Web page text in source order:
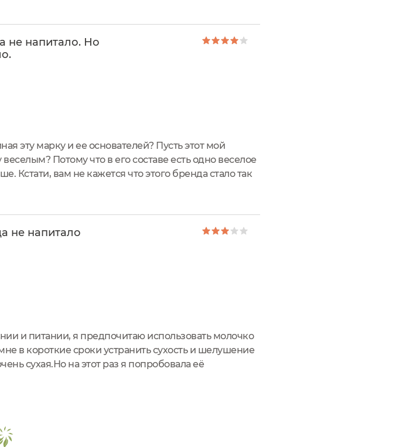
не напитало. Но
эту марку и ее основателей? Пусть этот мой
Потому что в его составе есть одно веселое
Кстати, вам не кажется что этого бренда стало так
не напитало
и питании, я предпочитаю использовать молочко
в короткие сроки устранить сухость и шелушение
сухая.Но на этот раз я попробовала её